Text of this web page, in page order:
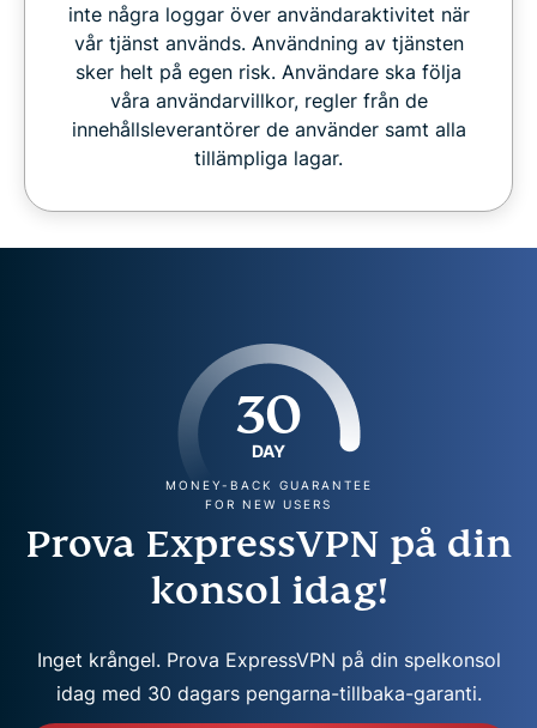
inte några loggar över användaraktivitet när
vår tjänst används. Användning av tjänsten
sker helt på egen risk. Användare ska följa
våra användarvillkor, regler från de
innehållsleverantörer de använder samt alla
tillämpliga lagar.
30
DAY
MONEY-BACK GUARANTEE
FOR NEW USERS
Prova ExpressVPN på din
konsol idag!
Inget krångel. Prova ExpressVPN på din spelkonsol
idag med 30 dagars pengarna-tillbaka-garanti.